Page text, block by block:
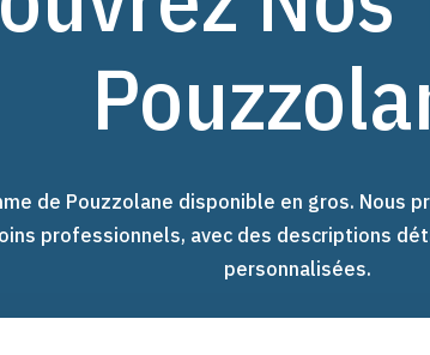
de Pouzzolane disponible en gros. Nous
professionnels, avec des descriptions
personnalisées.